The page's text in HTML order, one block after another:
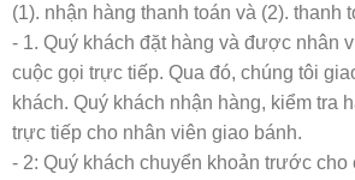
(1). nhận hàng thanh toán và (2). thanh
- 1. Quý khách đặt hàng và được nhân
cuộc gọi trực tiếp. Qua đó, chúng tôi
khách. Quý khách nhận hàng, kiểm tra
trực tiếp cho nhân viên giao bánh.
- 2: Quý khách chuyển khoản trước cho